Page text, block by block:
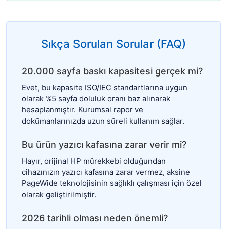
Sıkça Sorulan Sorular (FAQ)
20.000 sayfa baskı kapasitesi gerçek mi?
Evet, bu kapasite ISO/IEC standartlarına uygun
olarak %5 sayfa doluluk oranı baz alınarak
hesaplanmıştır. Kurumsal rapor ve
dokümanlarınızda uzun süreli kullanım sağlar.
Bu ürün yazıcı kafasına zarar verir mi?
Hayır, orijinal HP mürekkebi olduğundan
cihazınızın yazıcı kafasına zarar vermez, aksine
PageWide teknolojisinin sağlıklı çalışması için özel
olarak geliştirilmiştir.
2026 tarihli olması neden önemli?